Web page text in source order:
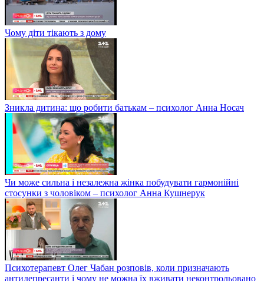
Чому діти тікають з дому
Зникла дитина: що робити батькам – психолог Анна Носач
Чи може сильна і незалежна жінка побудувати гармонійні
стосунки з чоловіком – психолог Анна Кушнерук
Психотерапевт Олег Чабан розповів, коли призначають
антидепресанти і чому не можна їх вживати неконтрольовано